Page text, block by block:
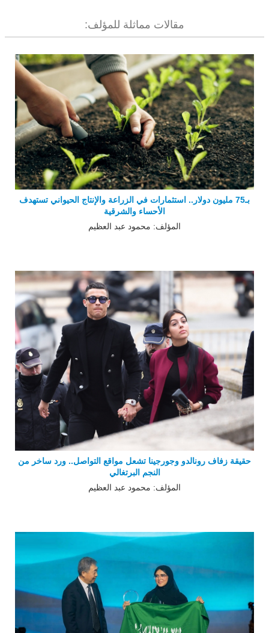
مقالات مماثلة للمؤلف:
بـ75 مليون دولار.. استثمارات في الزراعة والإنتاج الحيواني تستهدف
الأحساء والشرقية
المؤلف: محمود عبد العظيم
حقيقة زفاف رونالدو وجورجينا تشعل مواقع التواصل.. ورد ساخر من
النجم البرتغالي
المؤلف: محمود عبد العظيم